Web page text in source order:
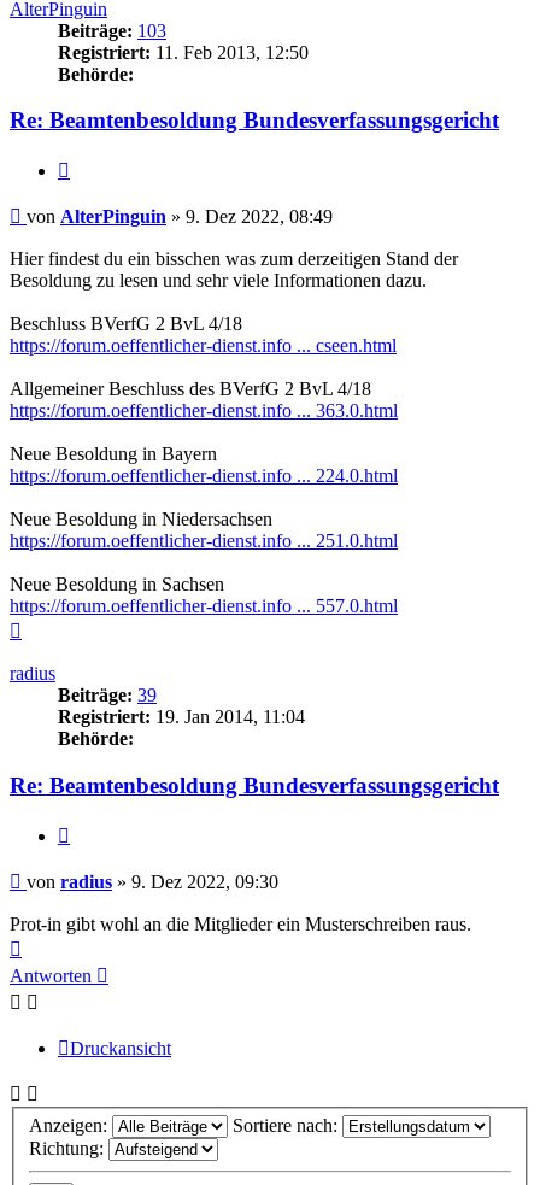
AlterPinguin
Beiträge: 103
Registriert: 11. Feb 2013, 12:50
Behörde:
Re: Beamtenbesoldung Bundesverfassungsgericht
Beitrag
von AlterPinguin » 9. Dez 2022, 08:49
Hier findest du ein bisschen was zum derzeitigen Stand der
Besoldung zu lesen und sehr viele Informationen dazu.
Beschluss BVerfG 2 BvL 4/18
https://forum.oeffentlicher-dienst.info ... cseen.html
Allgemeiner Beschluss des BVerfG 2 BvL 4/18
https://forum.oeffentlicher-dienst.info ... 363.0.html
Neue Besoldung in Bayern
https://forum.oeffentlicher-dienst.info ... 224.0.html
Neue Besoldung in Niedersachsen
https://forum.oeffentlicher-dienst.info ... 251.0.html
Neue Besoldung in Sachsen
https://forum.oeffentlicher-dienst.info ... 557.0.html
radius
Beiträge: 39
Registriert: 19. Jan 2014, 11:04
Behörde:
Re: Beamtenbesoldung Bundesverfassungsgericht
Beitrag
von radius » 9. Dez 2022, 09:30
Prot-in gibt wohl an die Mitglieder ein Musterschreiben raus.
oben
Antworten
Druckansicht
Anzeigen:
Sortiere nach:
Richtung: